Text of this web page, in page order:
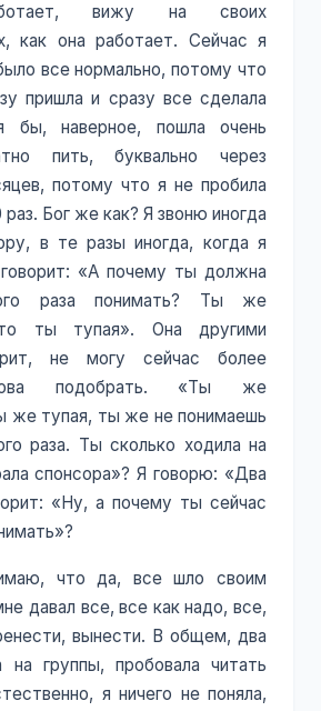
вижу на своих
как она работает. Сейчас я
все нормально, потому что
пришла и сразу все сделала
бы, наверное, пошла очень
пить, буквально через
потому что я не пробила
Бог же как? Я звоню иногда
в те разы иногда, когда я
«А почему ты должна
раза понимать? Ты же
ты тупая». Она другими
не могу сейчас более
подобрать. «Ты же
же тупая, ты же не понимаешь
раза. Ты сколько ходила на
спонсора»? Я говорю: «Два
«Ну, а почему ты сейчас
что да, все шло своим
давал все, все как надо, все,
вынести. В общем, два
на группы, пробовала читать
я ничего не поняла,